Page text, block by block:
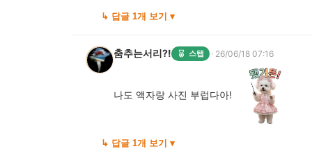
↳ 답글 1개 보기 ▾
춤추는서리?! 스탭 · 26/06/18 07:16
나도 액자랑 사진 부럽다아!
↳ 답글 1개 보기 ▾